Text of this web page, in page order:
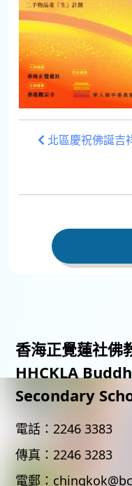
北區慶祝佛誕吉
香海正覺蓮社佛
HHCKLA
Secondary
電話： 2246 3383
傳真： 2246 3283
電郵：